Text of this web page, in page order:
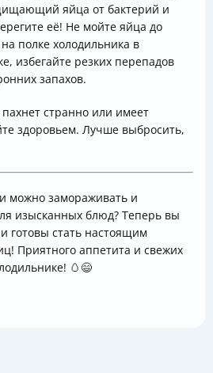
яйца от бактерий и
её! Не мойте яйца до
полке холодильника в
избегайте резких перепадов
запахов.
странно или имеет
здоровьем. Лучше выбросить,
можно замораживать и
изысканных блюд? Теперь вы
готовы стать настоящим
Приятного аппетита и свежих
🥚😄